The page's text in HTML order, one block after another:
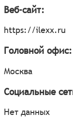
Веб-сайт:
https://ilexx.ru
Головной офис:
Москва
Социальные
Нет данных